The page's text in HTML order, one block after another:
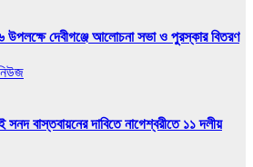
দেবীগঞ্জে আলোচনা সভা ও পুরস্কার বিতরণ
বাস্তবায়নের দাবিতে নাগেশ্বরীতে ১১ দলীয়